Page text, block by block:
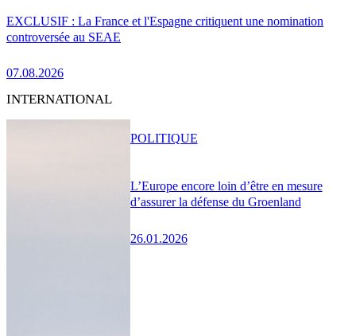
EXCLUSIF : La France et l'Espagne critiquent une nomination
controversée au SEAE
07.08.2026
INTERNATIONAL
L’Europe encore loin d’être en mesure
d’assurer la défense du Groenland
26.01.2026
POLITIQUE